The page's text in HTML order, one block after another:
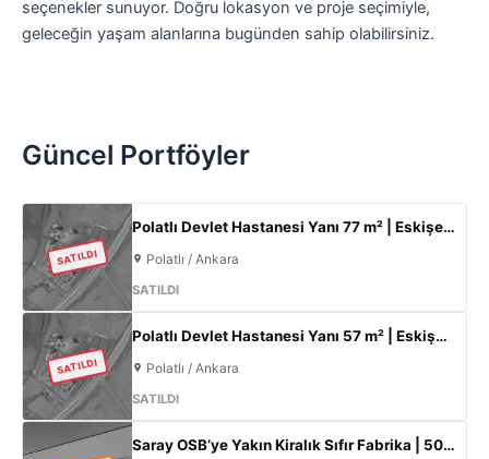
seçenekler sunuyor. Doğru lokasyon ve proje seçimiyle,
geleceğin yaşam alanlarına bugünden sahip olabilirsiniz.
Güncel Portföyler
SATILDI
Polatlı Devlet Hastanesi Yanı 77 m² | Eskişehir Yolu Cepheli | Ticari+Konut İmarlı Arsa
Polatlı / Ankara
SATILDI
SATILDI
Polatlı Devlet Hastanesi Yanı 57 m² | Eskişehir Yolu Cepheli | Ticari+Konut İmarlı Arsa
Polatlı / Ankara
SATILDI
Saray OSB’ye Yakın Kiralık Sıfır Fabrika | 500 m² Kapalı Alan | 60 kW Elektrik | Müstakil